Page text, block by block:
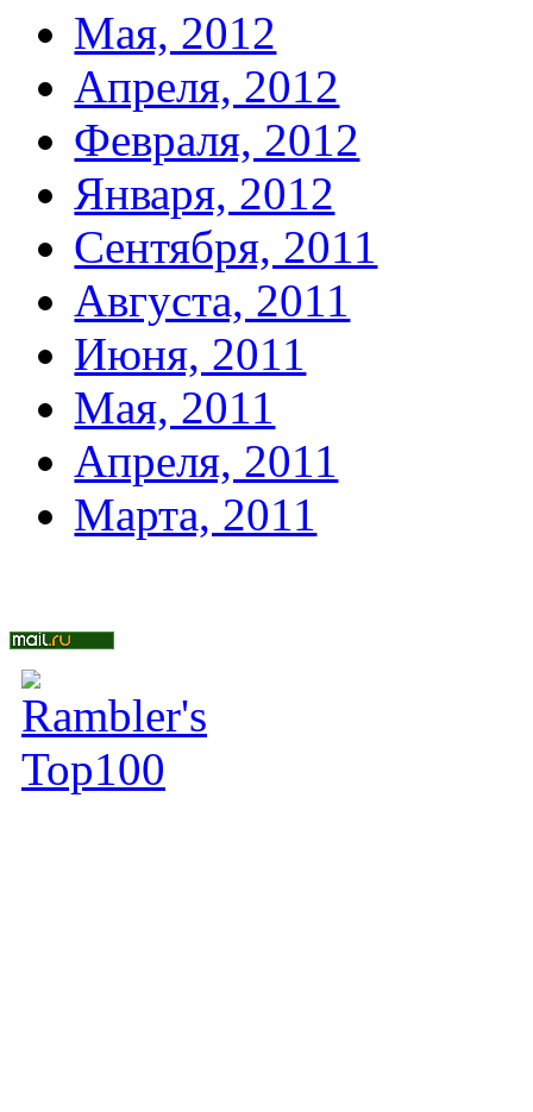
Мая, 2012
Апреля, 2012
Февраля, 2012
Января, 2012
Сентября, 2011
Августа, 2011
Июня, 2011
Мая, 2011
Апреля, 2011
Марта, 2011